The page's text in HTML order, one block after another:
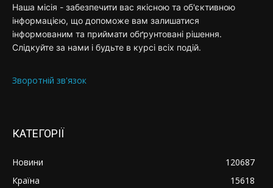
Наша місія - забезпечити вас якісною та об'єктивною
інформацією, що допоможе вам залишатися
інформованим та приймати обґрунтовані рішення.
Слідкуйте за нами і будьте в курсі всіх подій.
Зворотній зв'язок
КАТЕГОРІЇ
Новини
120687
Країна
15618